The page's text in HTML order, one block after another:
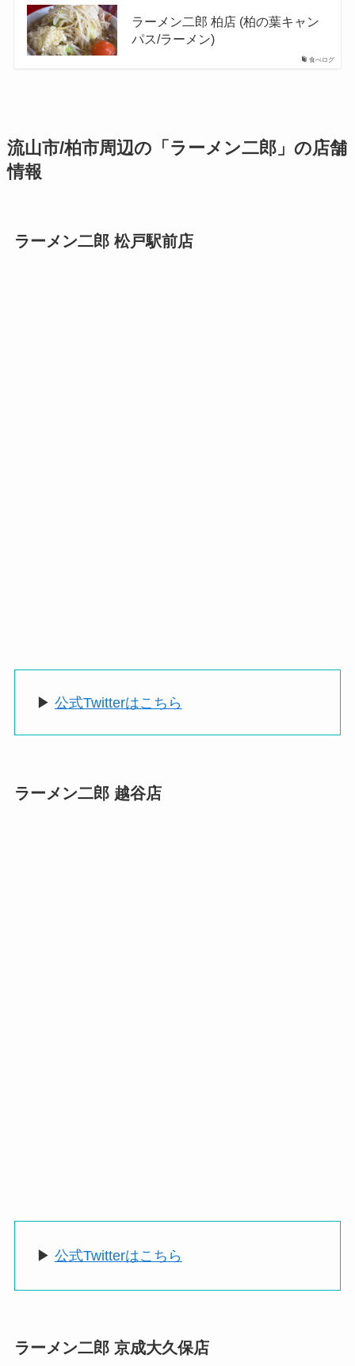
食べログ
ラーメン二郎 柏店 (柏の葉キャン
パス/ラーメン)
流山市/柏市周辺の「ラーメン二郎」の店舗
情報
ラーメン二郎 松戸駅前店
▶ 公式Twitterはこちら
ラーメン二郎 越谷店
▶ 公式Twitterはこちら
ラーメン二郎 京成大久保店